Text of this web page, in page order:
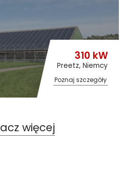
310 kW
Preetz, Niemcy
Poznaj szczegóły
więcej